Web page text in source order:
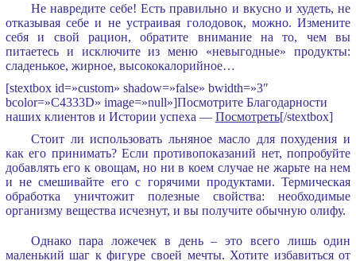
Не навредите себе! Есть правильно и вкусно и худеть, не
отказывая себе и не устраивая голодовок, можно. Измените
себя и свой рацион, обратите внимание на то, чем вы
питаетесь и исключите из меню «невыгодные» продукты:
сладенькое, жирное, высококалорийное…
[stextbox id=»custom» shadow=»false» bwidth=»3″
bcolor=»C4333D» image=»null»]Посмотрите Благодарности
наших клиентов и Истории успеха — Посмотреть[/stextbox]
Стоит ли использовать льняное масло для похудения и
как его принимать? Если противопоказаний нет, попробуйте
добавлять его к овощам, но ни в коем случае не жарьте на нем
и не смешивайте его с горячими продуктами. Термическая
обработка уничтожит полезные свойства: необходимые
организму вещества исчезнут, и вы получите обычную олифу.
Однако пара ложечек в день – это всего лишь один
маленький шаг к фигуре своей мечты. Хотите избавиться от